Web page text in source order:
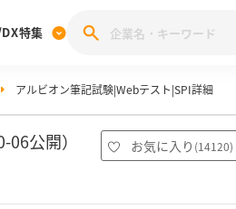
投稿キャンペーン
ブランド調査
特集
28卒 IT
アルビオン筆記試験|Webテスト|SPI詳細
公開） お気に入り (14120)